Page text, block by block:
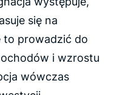
się na
to prowadzić do
i wzrostu
wówczas